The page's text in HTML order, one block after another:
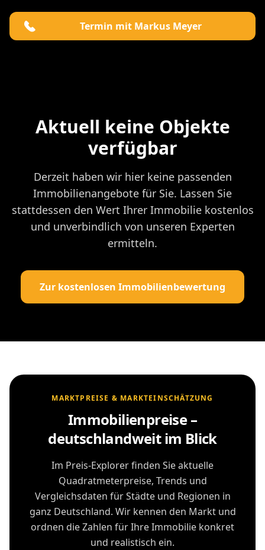
Termin mit Markus Meyer
Aktuell keine Objekte
verfügbar
Derzeit haben wir hier keine passenden
Immobilienangebote für Sie. Lassen Sie
stattdessen den Wert Ihrer Immobilie kostenlos
und unverbindlich von unseren Experten
ermitteln.
Zur kostenlosen Immobilienbewertung
MARKTPREISE & MARKTEINSCHÄTZUNG
Immobilienpreise –
deutschlandweit im Blick
Im Preis-Explorer finden Sie aktuelle
Quadratmeterpreise, Trends und
Vergleichsdaten für Städte und Regionen in
ganz Deutschland. Wir kennen den Markt und
ordnen die Zahlen für Ihre Immobilie konkret
und realistisch ein.